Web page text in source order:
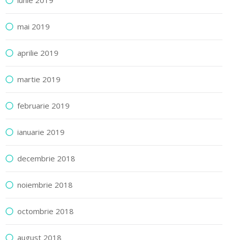
mai 2019
aprilie 2019
martie 2019
februarie 2019
ianuarie 2019
decembrie 2018
noiembrie 2018
octombrie 2018
august 2018